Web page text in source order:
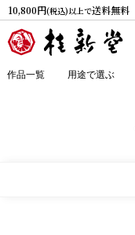
Skip
content
10,800円(税込)以上で送料無料
作品一覧 用途で選ぶ